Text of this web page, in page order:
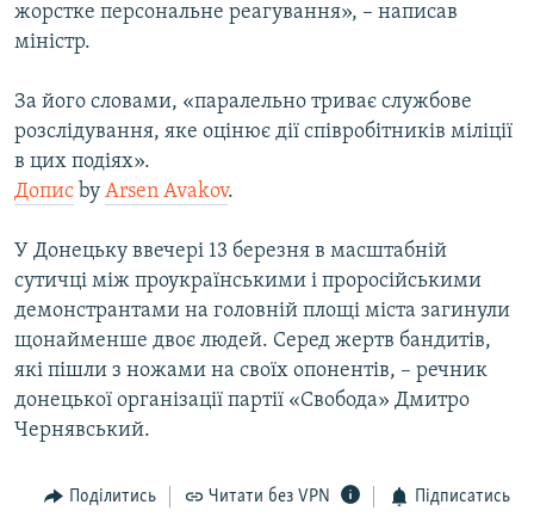
Усі сайти RFE/RL
жорстке персональне реагування», – написав
міністр.
За його словами, «паралельно триває службове
розслідування, яке оцінює дії співробітників міліції
в цих подіях».
Допис by Arsen Avakov.
У Донецьку ввечері 13 березня в масштабній
сутичці між проукраїнськими і проросійськими
демонстрантами на головній площі міста загинули
щонайменше двоє людей. Серед жертв бандитів,
які пішли з ножами на своїх опонентів, – речник
донецької організації партії «Свобода» Дмитро
Чернявський.
Поділитись Читати без VPN Підписатись